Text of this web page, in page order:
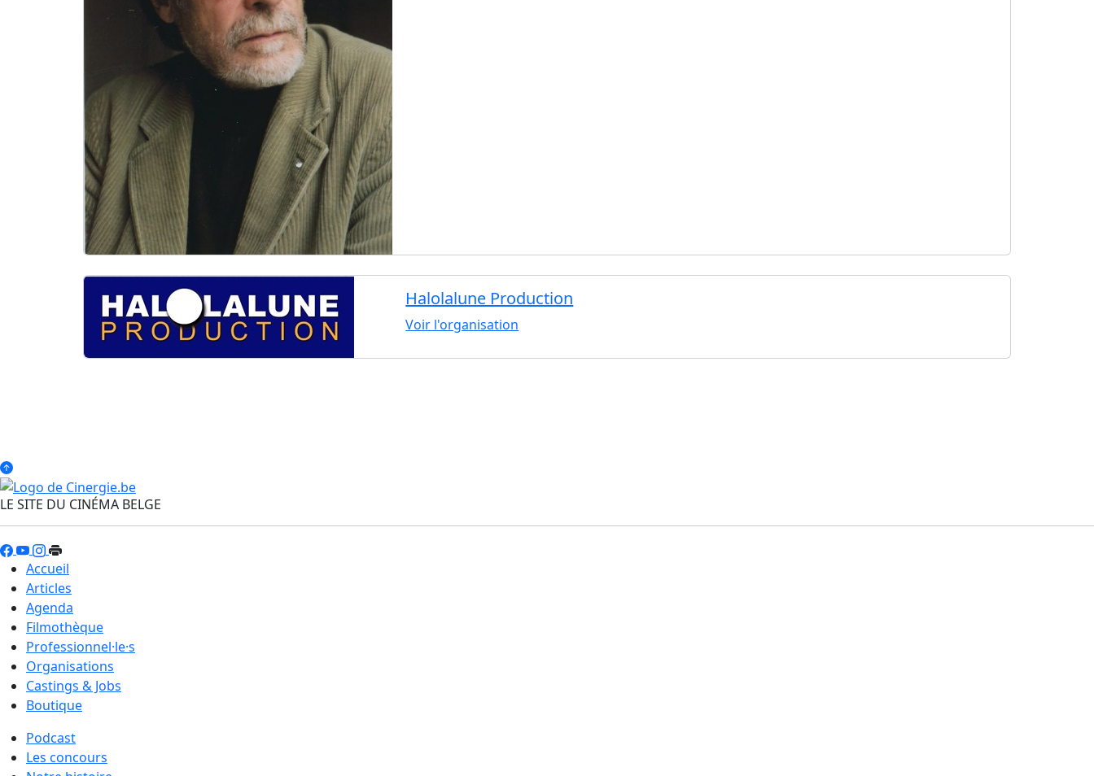
Halolalune Production
Voir l'organisation
LE SITE DU CINÉMA BELGE
Accueil
Articles
Agenda
Filmothèque
Professionnel·le·s
Organisations
Castings & Jobs
Boutique
Podcast
Les concours